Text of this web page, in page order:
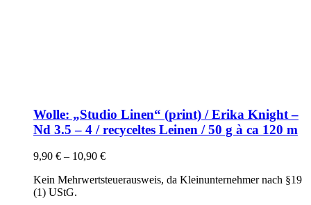
Wolle: „Studio Linen“ (print) / Erika Knight –
Nd 3.5 – 4 / recyceltes Leinen / 50 g à ca 120 m
9,90 € – 10,90 €
Kein Mehrwertsteuerausweis, da Kleinunternehmer nach §19
(1) UStG.